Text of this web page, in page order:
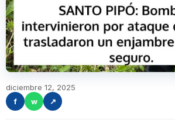
diciembre 12, 2025
f
w ↗